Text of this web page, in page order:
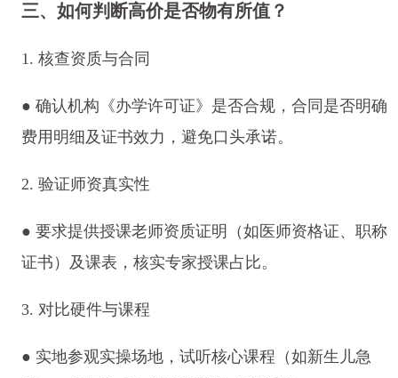
三、如何判断高价是否物有所值？
1. 核查资质与合同
● 确认机构《办学许可证》是否合规，合同是否明确
费用明细及证书效力，避免口头承诺。
2. 验证师资真实性
● 要求提供授课老师资质证明（如医师资格证、职称
证书）及课表，核实专家授课占比。
3. 对比硬件与课程
● 实地参观实操场地，试听核心课程（如新生儿急